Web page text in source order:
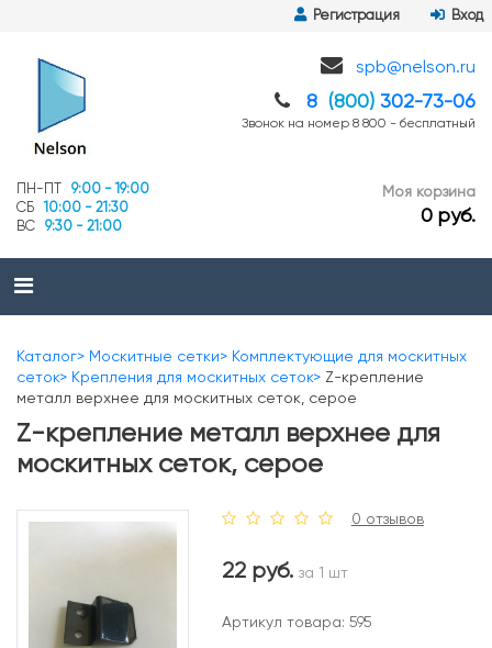
Регистрация Вход
spb@nelson.ru
8 (800) 302-73-06
Звонок на номер 8 800 - бесплатный
ПН-ПТ
9:00 - 19:00
СБ
10:00 - 21:30
ВС
9:30 - 21:00
Моя корзина
0 руб.
Каталог Москитные сетки
Комплектующие для москитных
сеток
Крепления для москитных сеток
Z-крепление
металл верхнее для москитных сеток, серое
Z-крепление металл верхнее для
москитных сеток, серое
0 отзывов
22 руб. за 1 шт
Артикул товара: 595